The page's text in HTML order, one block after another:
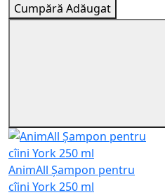
Cumpără Adăugat
AnimAll Șampon pentru
cîini York 250 ml